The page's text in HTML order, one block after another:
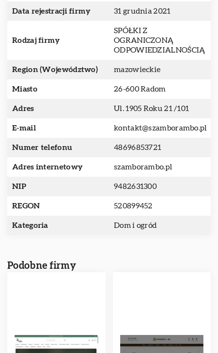
Data rejestracji firmy 31 grudnia 2021
Rodzaj firmy
SPÓŁKI Z
OGRANICZONĄ
ODPOWIEDZIALNOŚCIĄ
Region (Województwo) mazowieckie
Miasto 26-600 Radom
Adres Ul. 1905 Roku 21 /101
E-mail kontakt@szamborambo.pl
Numer telefonu 48696853721
Adres internetowy szamborambo.pl
NIP 9482631300
REGON 520899452
Kategoria Dom i ogród
Podobne firmy